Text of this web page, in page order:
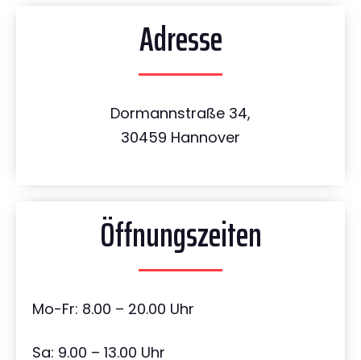
Adresse
Dormannstraße 34,
30459 Hannover
Öffnungszeiten
Mo-Fr: 8.00 – 20.00 Uhr
Sa: 9.00 – 13.00 Uhr